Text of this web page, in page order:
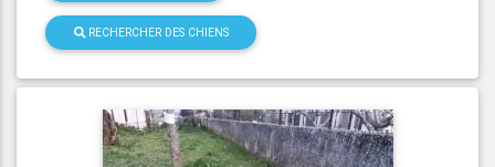
RECHERCHER DES CHIENS